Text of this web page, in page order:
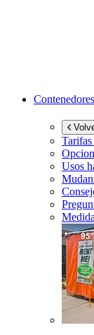
Contenedores
Usos